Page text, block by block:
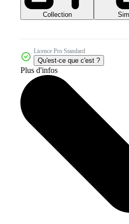
Collection
Licence Pro Standard
Qu'est-ce que c'est ?
Plus d'infos